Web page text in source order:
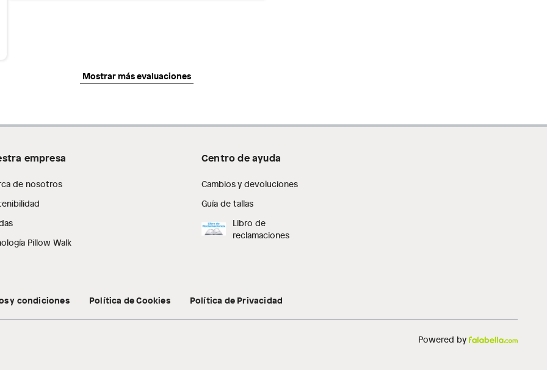
Mostrar más evaluaciones
empresa
de nosotros
Pillow Walk
Centro de ayuda
Cambios y devoluciones
Guía de tallas
Libro de
reclamaciones
y condiciones Política de Cookies Política de Privacidad
Powered by